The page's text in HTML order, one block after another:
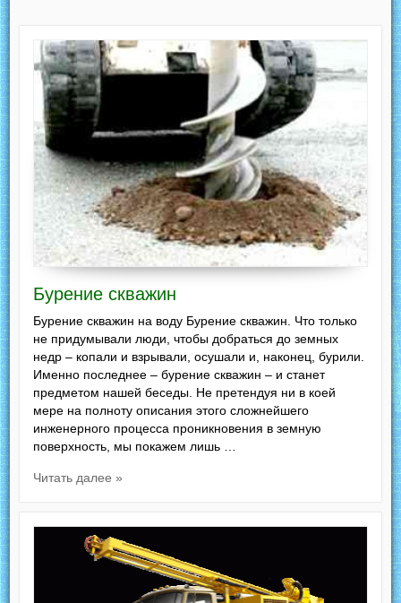
Бурение скважин
Бурение скважин на воду Бурение скважин. Что только
не придумывали люди, чтобы добраться до земных
недр – копали и взрывали, осушали и, наконец, бурили.
Именно последнее – бурение скважин – и станет
предметом нашей беседы. Не претендуя ни в коей
мере на полноту описания этого сложнейшего
инженерного процесса проникновения в земную
поверхность, мы покажем лишь …
Читать далее »